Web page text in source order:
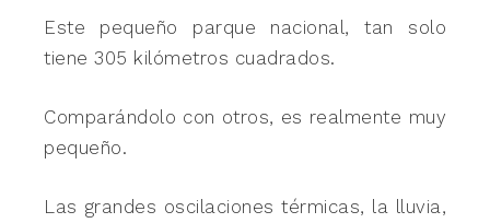
Este pequeño parque nacional, tan solo
tiene 305 kilómetros cuadrados.
Comparándolo con otros, es realmente muy
pequeño.
Las grandes oscilaciones térmicas, la lluvia,